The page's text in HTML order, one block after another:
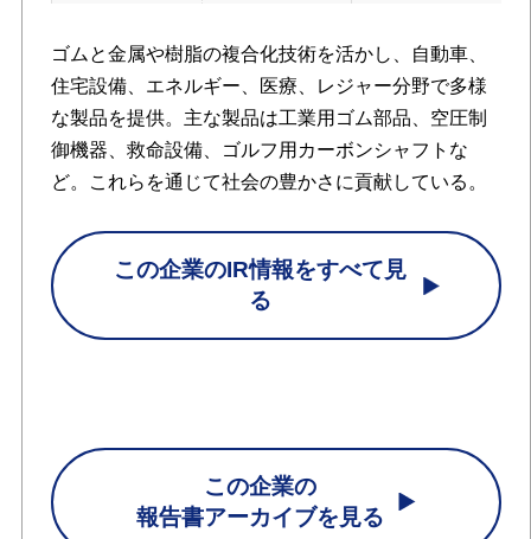
ゴムと金属や樹脂の複合化技術を活かし、自動車、
住宅設備、エネルギー、医療、レジャー分野で多様
な製品を提供。主な製品は工業用ゴム部品、空圧制
御機器、救命設備、ゴルフ用カーボンシャフトな
ど。これらを通じて社会の豊かさに貢献している。
この企業のIR情報をすべて見
る
この企業の
報告書アーカイブを見る